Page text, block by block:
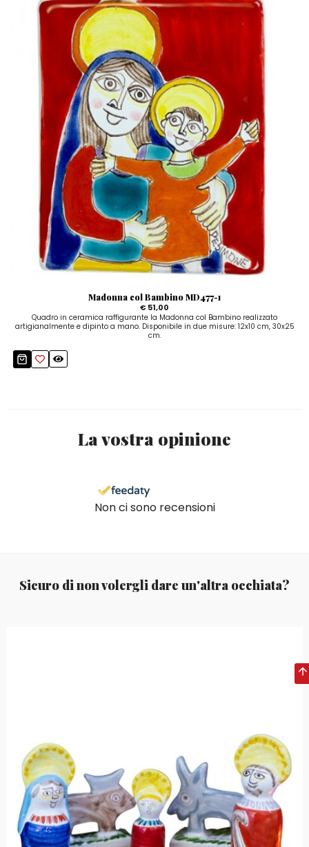
Madonna col Bambino MD477-1
€ 51,00
Quadro in ceramica raffigurante la Madonna col Bambino realizzato
artigianalmente e dipinto a mano. Disponibile in due misure: 12x10 cm, 30x25
cm.
La vostra opinione
Non ci sono recensioni
Sicuro di non volergli dare un'altra occhiata?